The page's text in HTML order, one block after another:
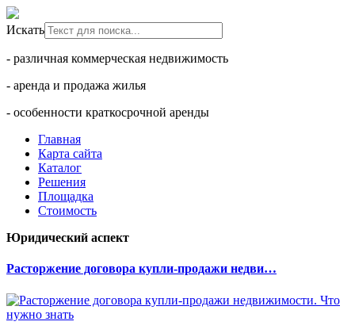
Искать
- различная коммерческая недвижимость
- аренда и продажа жилья
- особенности краткосрочной аренды
Главная
Карта сайта
Каталог
Решения
Площадка
Стоимость
Юридический аспект
Расторжение договора купли-продажи недви…